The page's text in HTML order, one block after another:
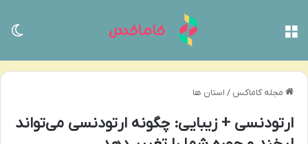
مجله کاماکس / استان ها
ارتودنسی + زیبایی: چگونه ارتودنسی می‌تواند